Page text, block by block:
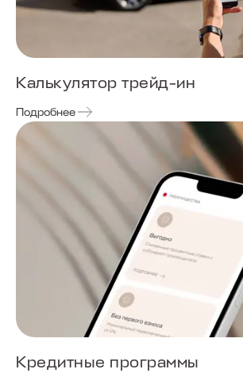
Калькулятор трейд-ин
Подробнее
Кредитные программы